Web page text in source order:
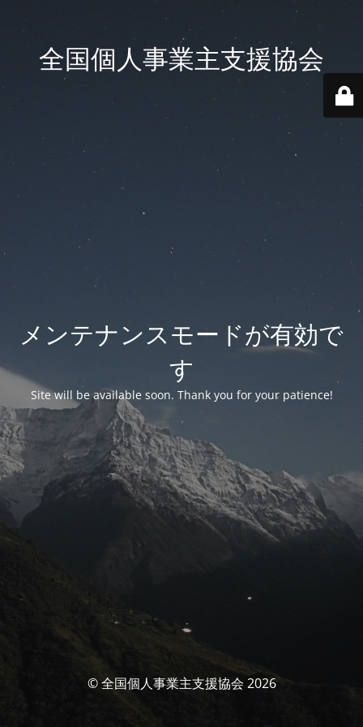
全国個人事業主支援協会
メンテナンスモードが有効で
す
Site will be available soon. Thank you for your patience!
© 全国個人事業主支援協会 2026